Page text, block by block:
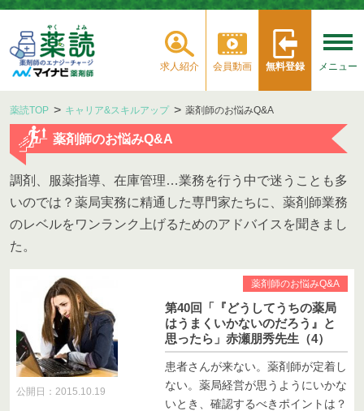
求人紹介 会員動画 無料登録 メニュー
薬読TOP キャリア&スキルアップ 薬剤師のお悩みQ&A
薬剤師のお悩みQ&A
調剤、服薬指導、在庫管理…業務を行う中で迷うことも多
いのでは？薬局実務に精通した専門家たちに、薬剤師業務
のレベルをワンランク上げるためのアドバイスを聞きまし
た。
公開日：2015.10.19
薬剤師のお悩みQ&A
第40回「『どうしてうちの薬局
はうまくいかないのだろう』と
思ったら」赤瀬朋秀先生（4）
患者さんが来ない。薬剤師が定着し
ない。薬局経営が思うようにいかな
いとき、確認するべきポイントは？